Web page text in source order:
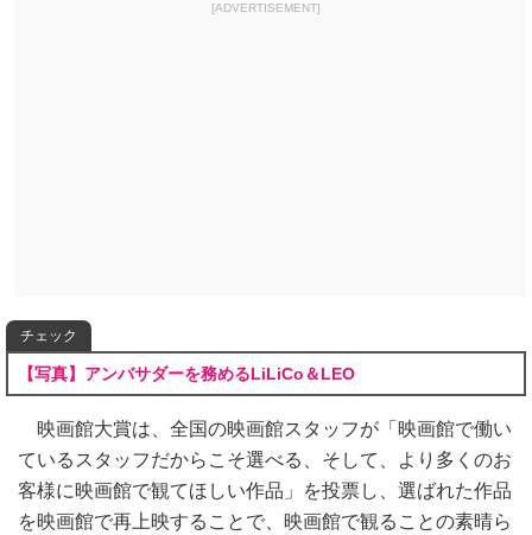
[ADVERTISEMENT]
チェック
【写真】アンバサダーを務めるLiLiCo＆LEO
映画館大賞は、全国の映画館スタッフが「映画館で働い
ているスタッフだからこそ選べる、そして、より多くのお
客様に映画館で観てほしい作品」を投票し、選ばれた作品
を映画館で再上映することで、映画館で観ることの素晴ら